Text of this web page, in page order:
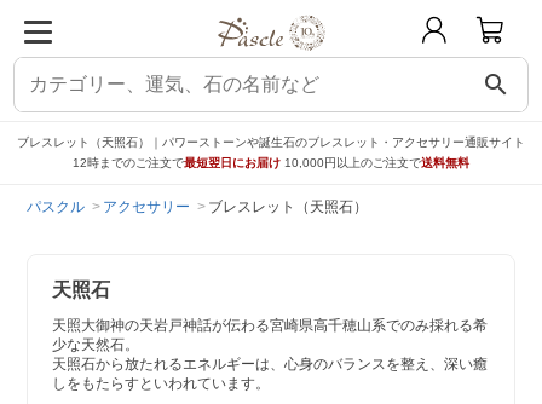
search
ブレスレット（天照石）｜パワーストーンや誕生石のブレスレット・アクセサリー通販サイト
12時までのご注文で最短翌日にお届け 10,000円以上のご注文で送料無料
パスクル アクセサリー ブレスレット（天照石）
天照石
天照大御神の天岩戸神話が伝わる宮崎県高千穂山系でのみ採れる希
少な天然石。
天照石から放たれるエネルギーは、心身のバランスを整え、深い癒
しをもたらすといわれています。